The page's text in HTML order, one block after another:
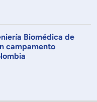
Biomédica de
campamento